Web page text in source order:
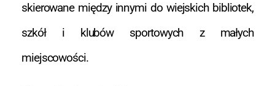
skierowane między innymi do wiejskich bibliotek,
szkół i klubów sportowych z małych
miejscowości.